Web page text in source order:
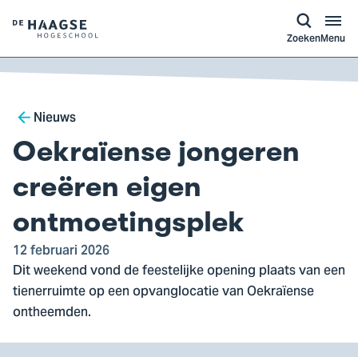
Logo
van
De
Hogeschool,
ga
naar
de
homepagina
ZoekenMenu
Breadcrumb
Nieuws
Oekraïense jongeren
creëren eigen
ontmoetingsplek
12 februari 2026
Dit weekend vond de feestelijke opening plaats van een
tienerruimte op een opvanglocatie van Oekraïense
ontheemden.